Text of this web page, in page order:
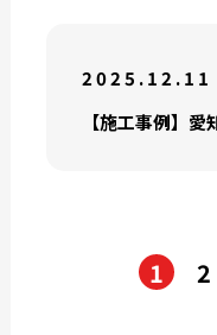
2025.12.11
【施工事例】
1 2